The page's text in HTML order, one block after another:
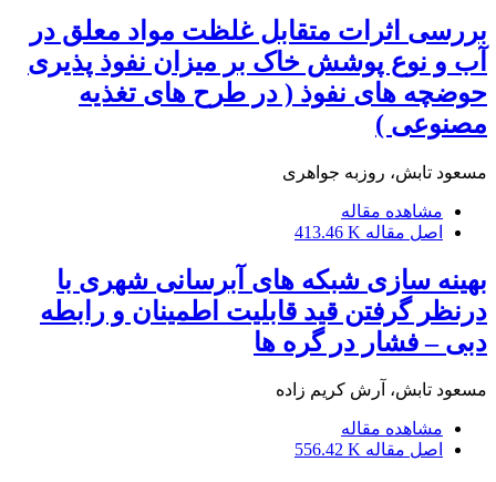
بررسی اثرات متقابل غلظت مواد معلق در
آب و نوع پوشش خاک بر میزان نفوذ پذیری
حوضچه های نفوذ ( در طرح های تغذیه
مصنوعی )
مسعود تابش، روزبه جواهری
مشاهده مقاله
اصل مقاله 413.46 K
بهینه سازی شبکه های آبرسانی شهری با
درنظر گرفتن قید قابلیت اطمینان و رابطه
دبی – فشار در گره ها
مسعود تابش، آرش کریم زاده
مشاهده مقاله
اصل مقاله 556.42 K